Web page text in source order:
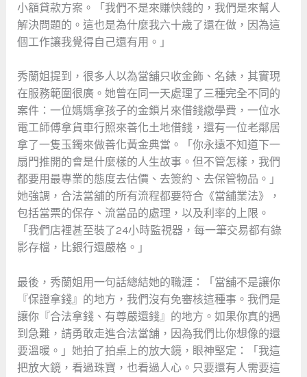
小額貸款方案。「我們不是來賺快錢的，我們是來幫人
解決問題的。這也是為什麼我六十歲了還在做，因為這
個工作讓我覺得自己還有用。」
秀蘭姐提到，很多人以為當舖只收金飾、名錶，其實現
在服務範圍很廣。她曾在同一天處理了三種完全不同的
案件：一位媽媽拿孩子的金鎖片來借錢繳學費，一位水
電工師傅拿貨車行照來善化土地借錢，還有一位老鄰居
拿了一隻玉鐲來做善化黃金典當。「你永遠不知道下一
扇門推開的會是什麼樣的人生故事。但不管怎樣，我們
都要用最專業的態度去估價、去簽約、去保管物品。」
她強調，合法當舖的所有流程都要符合《當舖業法》，
包括當票的保存、流當品的處理，以及利率的上限。
「我們店裡甚至裝了24小時監視器，每一筆交易都有錄
影存檔，比銀行還嚴格。」
最後，秀蘭姐用一句話總結她的職涯：「當舖不是讓你
『保證拿錢』的地方，我們沒有免審核這種事。我們是
讓你『合法拿錢、有尊嚴還錢』的地方。如果你真的遇
到急難，請勇敢走進合法當舖，因為我們比你想像的還
要溫暖。」她拍了拍桌上的放大鏡，眼神堅定：「我這
把放大鏡，看過珠寶，也看過人心。只要還有人需要這